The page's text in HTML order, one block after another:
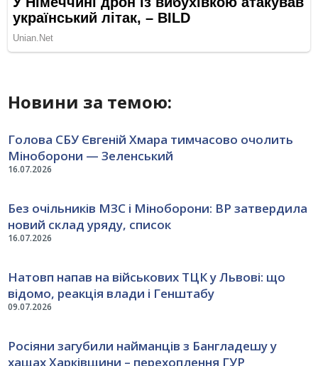
Новини за темою:
16.07.2026
Голова СБУ Євгеній Хмара тимчасово очолить
Міноборони — Зеленський
16.07.2026
Без очільників МЗС і Міноборони: ВР затвердила
новий склад уряду, список
09.07.2026
Натовп напав на військових ТЦК у Львові: що
відомо, реакція влади і Генштабу
Росіяни загубили найманців з Бангладешу у
хащах Харківщини – перехоплення ГУР